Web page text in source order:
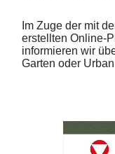
Im Zuge der mit
erstellten Online-
informieren wir
Garten oder